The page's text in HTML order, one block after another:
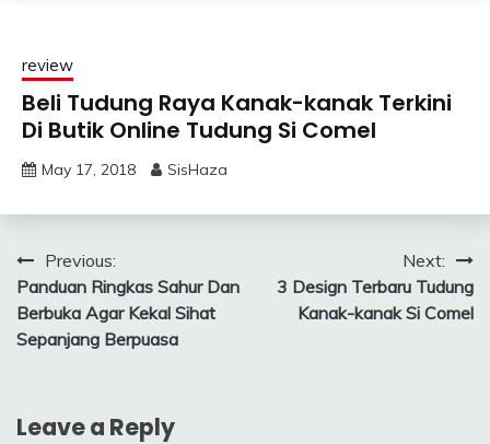
review
Beli Tudung Raya Kanak-kanak Terkini
Di Butik Online Tudung Si Comel
May 17, 2018 SisHaza
Post
navigation
Previous:
Panduan Ringkas Sahur Dan
Berbuka Agar Kekal Sihat
Sepanjang Berpuasa
Next:
3 Design Terbaru Tudung
Kanak-kanak Si Comel
Leave a Reply